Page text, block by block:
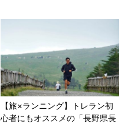
【旅×ランニング】トレラン初
心者にもオススメの「長野県長